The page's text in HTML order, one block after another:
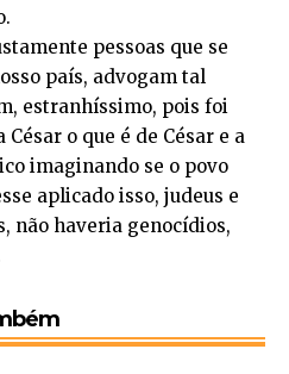
pessoas que se
país, advogam tal
estranhíssimo, pois foi
César o que é de César e a
imaginando se o povo
aplicado isso, judeus e
não haveria genocídios,